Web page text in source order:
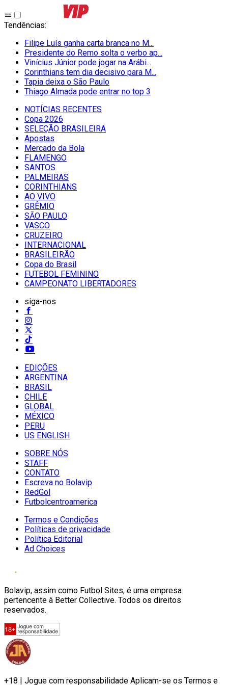
Tendências:
Filipe Luís ganha carta branca no M...
Presidente do Remo solta o verbo ap...
Vinícius Júnior pode jogar na Arábi...
Corinthians tem dia decisivo para M...
Tapia deixa o São Paulo
Thiago Almada pode entrar no top 3
NOTÍCIAS RECENTES
Copa 2026
SELEÇÃO BRASILEIRA
Apostas
Mercado da Bola
FLAMENGO
SANTOS
PALMEIRAS
CORINTHIANS
AO VIVO
GRÊMIO
SĀO PAULO
VASCO
CRUZEIRO
INTERNACIONAL
BRASILEIRÃO
Copa do Brasil
FUTEBOL FEMININO
CAMPEONATO LIBERTADORES
siga-nos
EDIÇÕES
ARGENTINA
BRASIL
CHILE
GLOBAL
MÉXICO
PERU
US ENGLISH
SOBRE NÓS
STAFF
CONTATO
Escreva no Bolavip
RedGol
Futbolcentroamerica
Termos e Condições
Políticas de privacidade
Política Editorial
Ad Choices
Bolavip, assim como Futbol Sites, é uma empresa
pertencente à Better Collective. Todos os direitos
reservados.
+18 | Jogue com responsabilidade Aplicam-se os Termos e